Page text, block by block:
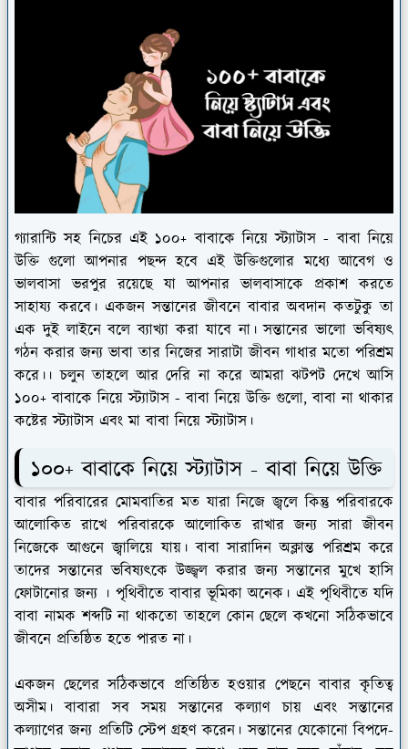
গ্যারান্টি সহ নিচের এই ১০০+ বাবাকে নিয়ে স্ট্যাটাস - বাবা নিয়ে
উক্তি গুলো আপনার পছন্দ হবে এই উক্তিগুলোর মধ্যে আবেগ ও
ভালবাসা ভরপুর রয়েছে যা আপনার ভালবাসাকে প্রকাশ করতে
সাহায্য করবে। একজন সন্তানের জীবনে বাবার অবদান কতটুকু তা
এক দুই লাইনে বলে ব্যাখ্যা করা যাবে না। সন্তানের ভালো ভবিষ্যৎ
গঠন করার জন্য ভাবা তার নিজের সারাটা জীবন গাধার মতো পরিশ্রম
করে।। চলুন তাহলে আর দেরি না করে আমরা ঝটপট দেখে আসি
১০০+ বাবাকে নিয়ে স্ট্যাটাস - বাবা নিয়ে উক্তি গুলো, বাবা না থাকার
কষ্টের স্ট্যাটাস এবং মা বাবা নিয়ে স্ট্যাটাস।
১০০+ বাবাকে নিয়ে স্ট্যাটাস - বাবা নিয়ে উক্তি
বাবার পরিবারের মোমবাতির মত যারা নিজে জ্বলে কিন্তু পরিবারকে
আলোকিত রাখে পরিবারকে আলোকিত রাখার জন্য সারা জীবন
নিজেকে আগুনে জ্বালিয়ে যায়। বাবা সারাদিন অক্লান্ত পরিশ্রম করে
তাদের সন্তানের ভবিষ্যৎকে উজ্জ্বল করার জন্য সন্তানের মুখে হাসি
ফোটানোর জন্য । পৃথিবীতে বাবার ভূমিকা অনেক। এই পৃথিবীতে যদি
বাবা নামক শব্দটি না থাকতো তাহলে কোন ছেলে কখনো সঠিকভাবে
জীবনে প্রতিষ্ঠিত হতে পারত না।
একজন ছেলের সঠিকভাবে প্রতিষ্ঠিত হওয়ার পেছনে বাবার কৃতিত্ব
অসীম। বাবারা সব সময় সন্তানের কল্যাণ চায় এবং সন্তানের
কল্যাণের জন্য প্রতিটি স্টেপ গ্রহণ করেন। সন্তানের যেকোনো বিপদে-